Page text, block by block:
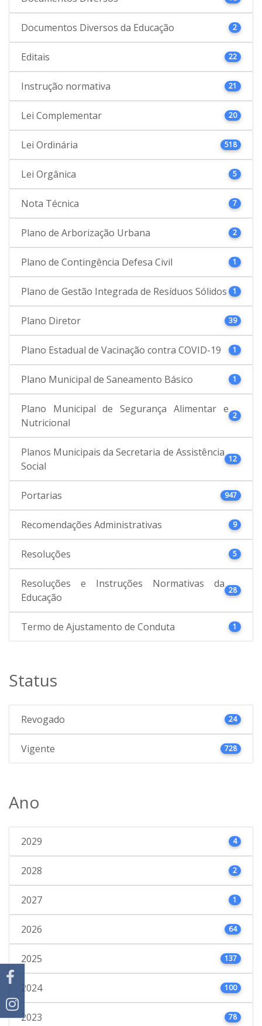
Documentos Diversos da Educação 2
Editais 22
Instrução normativa 21
Lei Complementar 20
Lei Ordinária 518
Lei Orgânica 5
Nota Técnica 7
Plano de Arborização Urbana 2
Plano de Contingência Defesa Civil 1
Plano de Gestão Integrada de Resíduos Sólidos 1
Plano Diretor 39
Plano Estadual de Vacinação contra COVID-19 1
Plano Municipal de Saneamento Básico 1
Plano Municipal de Segurança Alimentar e
Nutricional
2
Planos Municipais da Secretaria de Assistência
Social
12
Portarias 947
Recomendações Administrativas 9
Resoluções 5
Resoluções e Instruções Normativas da
Educação
28
Termo de Ajustamento de Conduta 1
Status
Revogado 24
Vigente 728
Ano
2029 4
2028 2
2027 1
2026 64
2025 137
2024 100
2023 78